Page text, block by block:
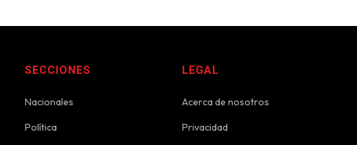
SECCIONES
Nacionales
Política
LEGAL
Acerca de nosotros
Privacidad